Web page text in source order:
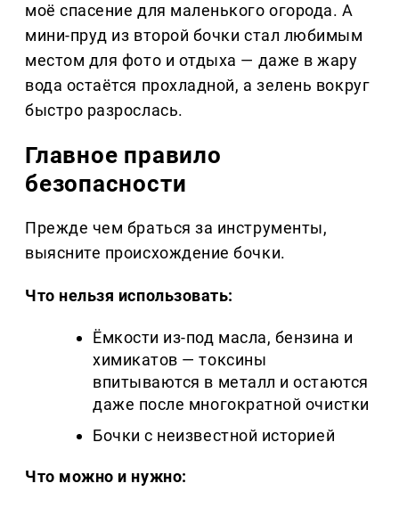
моё спасение для маленького огорода. А
мини-пруд из второй бочки стал любимым
местом для фото и отдыха — даже в жару
вода остаётся прохладной, а зелень вокруг
быстро разрослась.
Главное правило
безопасности
Прежде чем браться за инструменты,
выясните происхождение бочки.
Что нельзя использовать:
Ёмкости из-под масла, бензина и
химикатов — токсины
впитываются в металл и остаются
даже после многократной очистки
Бочки с неизвестной историей
Что можно и нужно: